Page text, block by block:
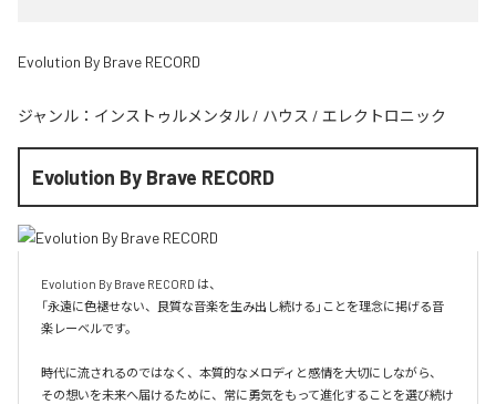
Evolution By Brave RECORD
ジャンル： インストゥルメンタル / ハウス / エレクトロニック
Evolution By Brave RECORD
Evolution By Brave RECORD は、
「永遠に色褪せない、良質な音楽を生み出し続ける」ことを理念に掲げる音
楽レーベルです。
時代に流されるのではなく、本質的なメロディと感情を大切にしながら、
その想いを未来へ届けるために、常に勇気をもって進化することを選び続け